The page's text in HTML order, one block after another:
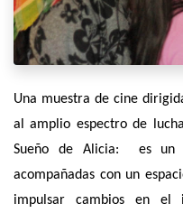
Una muestra de cine
al amplio espectro de
Sueño de Alicia: es un
acompañadas con un
impulsar cambios en el